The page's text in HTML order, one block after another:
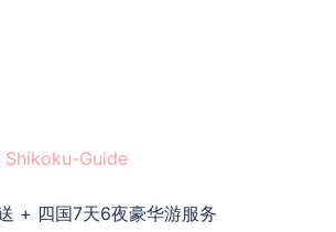
Shikoku-Guide
+ 四国7天6夜豪华游服务